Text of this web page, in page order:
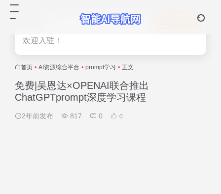
欢迎入驻！
首页 • AI资源综合平台 • prompt学习 • 正文
免费|吴恩达×OPENAI联合推出
ChatGPTprompt深度学习课程
2年前发布 817 0 0